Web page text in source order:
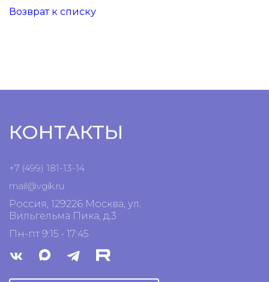
Возврат к списку
КОНТАКТЫ
+7 (499) 181-13-14
mail@vgik.ru
Россия, 129226 Москва, ул.
Вильгельма Пика, д.3
Пн-пт 9:15 - 17:45